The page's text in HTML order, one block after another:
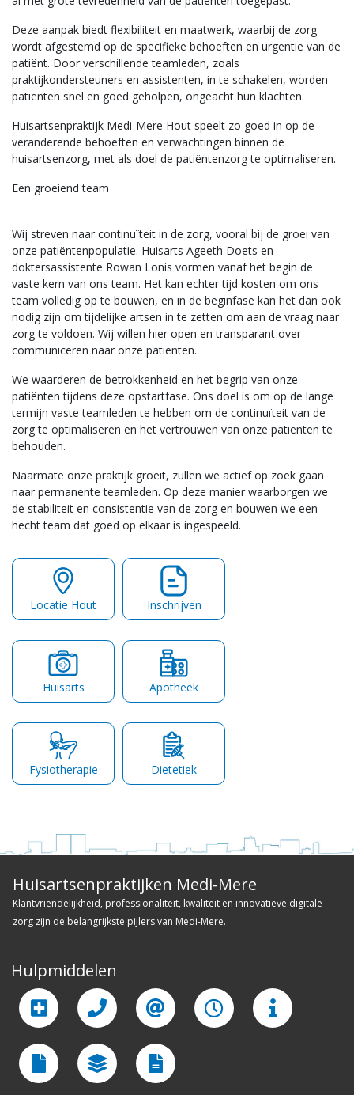
Deze aanpak biedt flexibiliteit en maatwerk, waarbij de zorg
wordt afgestemd op de specifieke behoeften en urgentie van de
patiënt. Door verschillende teamleden, zoals
praktijkondersteuners en assistenten, in te schakelen, worden
patiënten snel en goed geholpen, ongeacht hun klachten.
Huisartsenpraktijk Medi-Mere Hout speelt zo goed in op de
veranderende behoeften en verwachtingen binnen de
huisartsenzorg, met als doel de patiëntenzorg te optimaliseren.
Een groeiend team
Wij streven naar continuïteit in de zorg, vooral bij de groei van
onze patiëntenpopulatie. Huisarts Ageeth Doets en
doktersassistente Rowan Lonis vormen vanaf het begin de
vaste kern van ons team. Het kan echter tijd kosten om ons
team volledig op te bouwen, en in de beginfase kan het dan ook
nodig zijn om tijdelijke artsen in te zetten om aan de vraag naar
zorg te voldoen. Wij willen hier open en transparant over
communiceren naar onze patiënten.
We waarderen de betrokkenheid en het begrip van onze
patiënten tijdens deze opstartfase. Ons doel is om op de lange
termijn vaste teamleden te hebben om de continuïteit van de
zorg te optimaliseren en het vertrouwen van onze patiënten te
behouden.
Naarmate onze praktijk groeit, zullen we actief op zoek gaan
naar permanente teamleden. Op deze manier waarborgen we
de stabiliteit en consistentie van de zorg en bouwen we een
hecht team dat goed op elkaar is ingespeeld.
Locatie Hout Inschrijven
Huisarts Apotheek
Fysiotherapie Dietetiek
Huisartsenpraktijken Medi-Mere
Klantvriendelijkheid, professionaliteit, kwaliteit en innovatieve digitale
zorg zijn de belangrijkste pijlers van Medi-Mere.
Hulpmiddelen